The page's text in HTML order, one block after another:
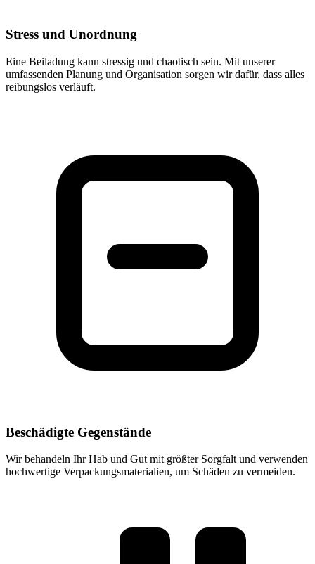
Stress und Unordnung
Eine Beiladung kann stressig und chaotisch sein. Mit unserer
umfassenden Planung und Organisation sorgen wir dafür, dass alles
reibungslos verläuft.
Beschädigte Gegenstände
Wir behandeln Ihr Hab und Gut mit größter Sorgfalt und verwenden
hochwertige Verpackungsmaterialien, um Schäden zu vermeiden.